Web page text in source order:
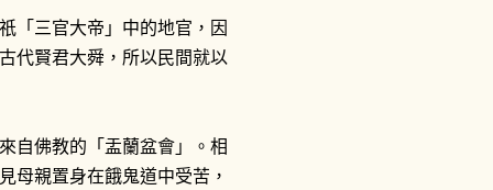
三官大帝」中的地官，因
代賢君大舜，所以民間就以
佛教的「盂蘭盆會」。相
母親置身在餓鬼道中受苦，